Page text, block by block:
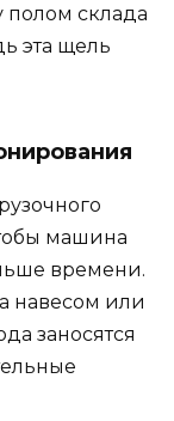
склада
эта щель
машина
времени.
навесом или
заносятся